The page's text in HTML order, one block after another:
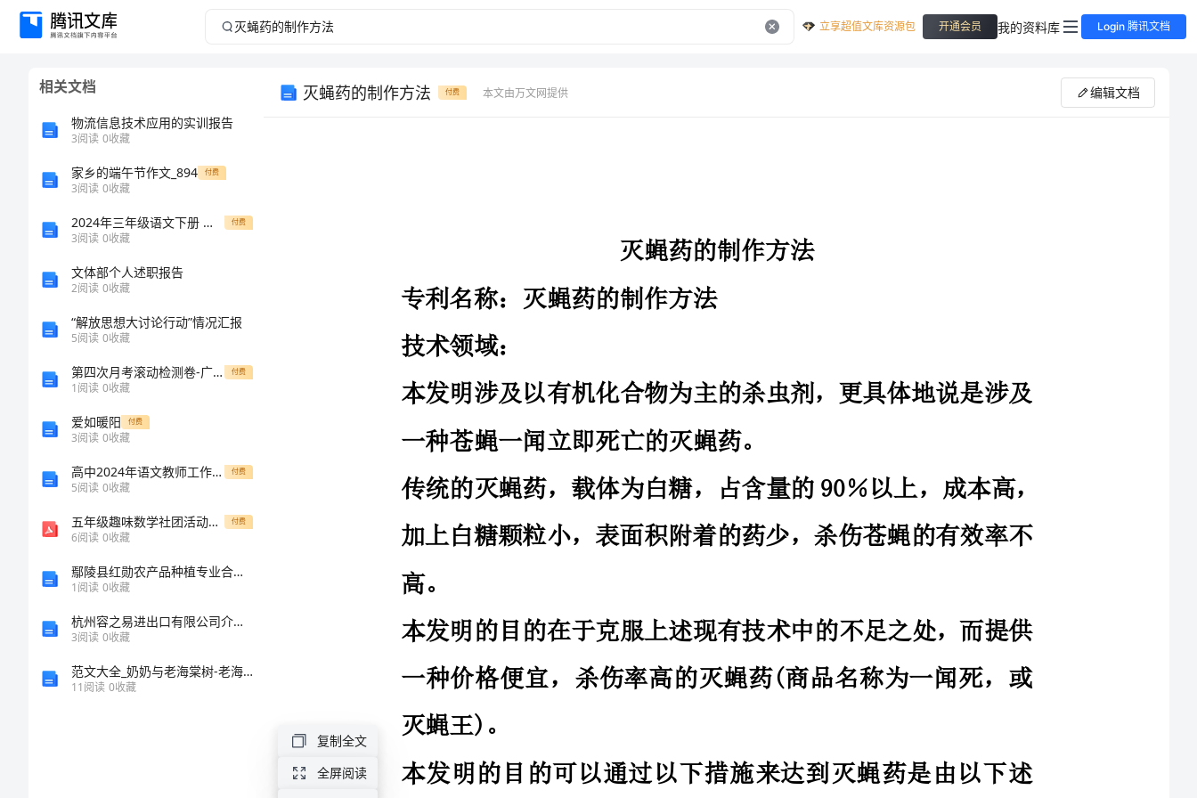
灭
称：
立享超值文库资源包 开通会员 我的资料库 Login 腾讯文档
相关文档
物流信息技术应用的实训报告
3阅读 0收藏
家乡的端午节作文_894 付费
3阅读 0收藏
2024年三年级语文下册 参观人民大会堂 1教学反思 人教版 付费
3阅读 0收藏
文体部个人述职报告
2阅读 0收藏
“解放思想大讨论行动”情况汇报
5阅读 0收藏
第四次月考滚动检测卷-广东深圳市高级中学数学七年级上册第四单元几何图形初步章节训练A卷（附答案详解） 付费
1阅读 0收藏
爱如暖阳 付费
3阅读 0收藏
高中2024年语文教师工作总结 付费
5阅读 0收藏
五年级趣味数学社团活动记录 付费
6阅读 0收藏
鄢陵县红勋农产品种植专业合作社介绍企业发展分析报告
1阅读 0收藏
杭州容之易进出口有限公司介绍企业发展分析报告
3阅读 0收藏
范文大全_奶奶与老海棠树-老海棠树
11阅读 0收藏
灭蝇药的制作方法 付费 本文由万文网提供 编辑文档
为白糖制备方法采购合格原料，丙酮和酒精均为试剂级，把
传统的灭蝇药，载体为白糖，占含量的90％以上，成本高，
本发明的目的在于克服上述现有技术中的不足之处，而提供
一种价格便宜，杀伤率高的灭蝇药(商品名称为一闻死，或
重量百分比的原料所制成的药溴氰菊酯0.03-0.1％吲哚
0.15-0.25％三甲氨盐酸盐0.8-1.5％顺-9-卄三碳烯
复制全文
全屏阅读